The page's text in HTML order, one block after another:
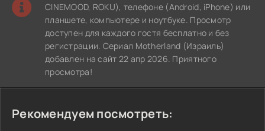
CINEMOOD, ROKU), телефоне (Android, iPhone) или
планшете, компьютере и ноутбуке. Просмотр
доступен для каждого гостя бесплатно и без
регистрации. Сериал Motherland (Израиль)
добавлен на сайт 22 апр 2026. Приятного
просмотра!
Рекомендуем посмотреть: